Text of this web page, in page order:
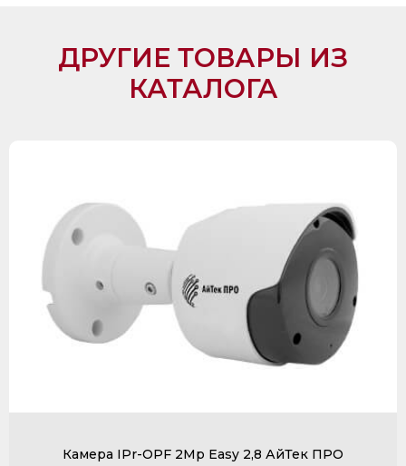
ДРУГИЕ ТОВАРЫ ИЗ
КАТАЛОГА
Камера IPr-OPF 2Mp Easy 2,8 АйТек ПРО